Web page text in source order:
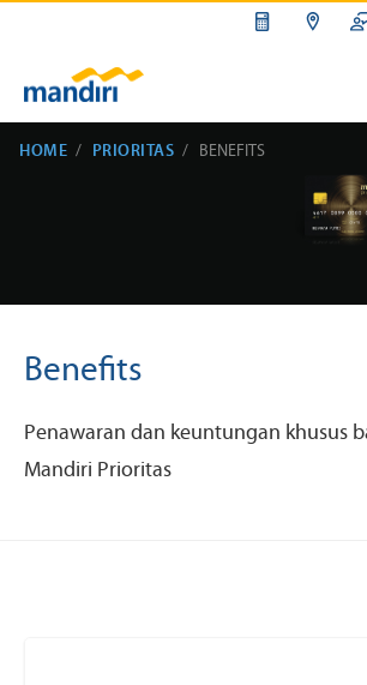
HOME PRIORITAS BENEFITS
Benefits
Penawaran dan keuntungan khusus
Mandiri Prioritas